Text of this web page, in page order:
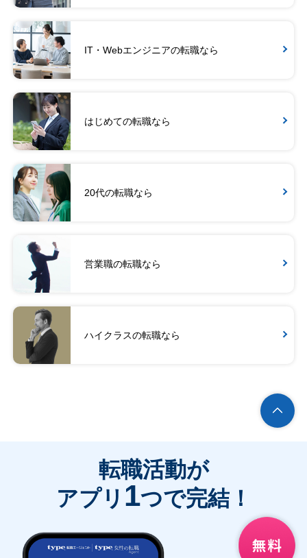
IT・Webエンジニアの転職なら
はじめての転職なら
20代の転職なら
営業職の転職なら
ハイクラスの転職なら
転職活動が
アプリ 1つで完結！